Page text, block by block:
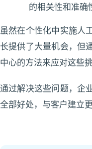
的相关性和准确
虽然在个性化中实施人
长提供了大量机会，但
中心的方法来应对这些
通过解决这些问题，企
全部好处，与客户建立